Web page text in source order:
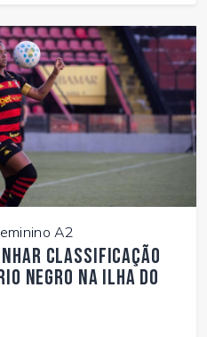
A2
classificação
Negro na Ilha do